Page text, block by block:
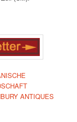
ANTIQUES